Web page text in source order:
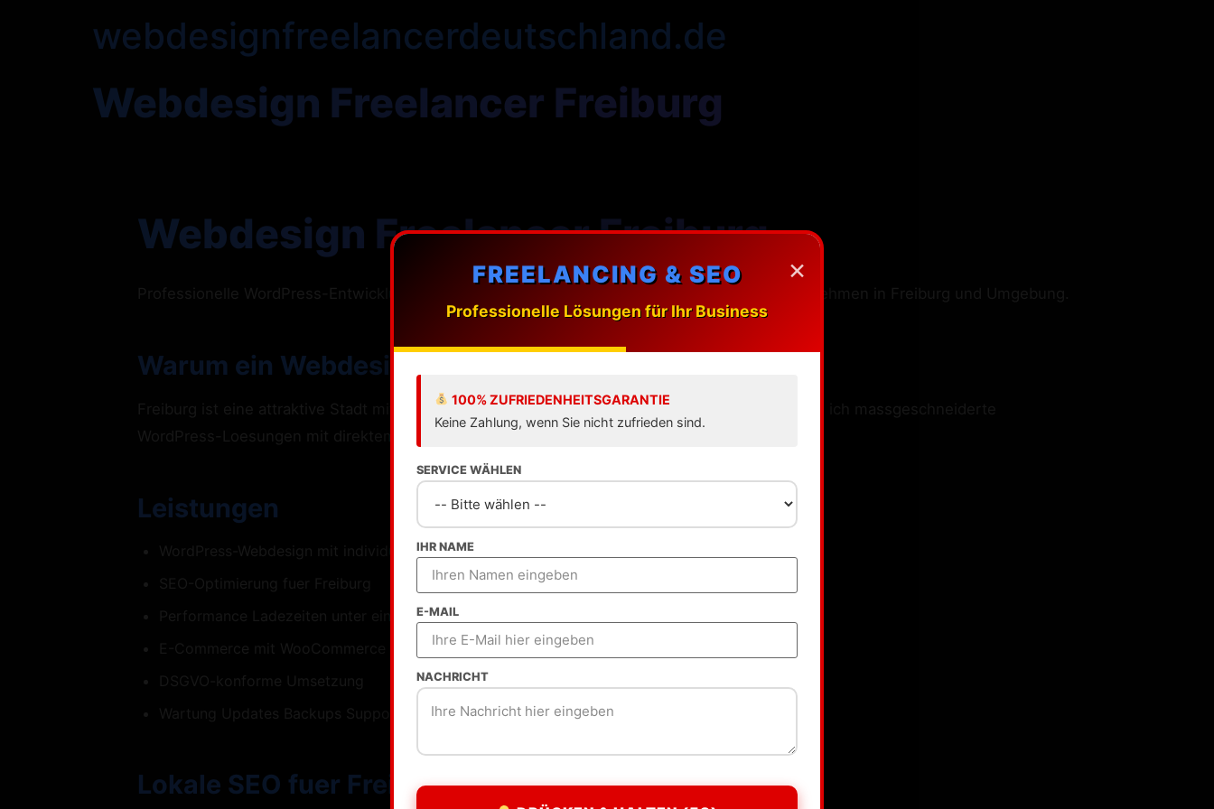
×
FREELANCING & SEO
Professionelle Lösungen für Ihr Business
100% ZUFRIEDENHEITSGARANTIE
Keine Zahlung, wenn Sie nicht zufrieden sind.
SERVICE WÄHLEN
IHR NAME
E-MAIL
NACHRICHT
webdesignfreelancerdeutschland.de
Webdesign Freelancer Freiburg
Webdesign Freelancer Freiburg
Warum ein Webdesign Freelancer in Freiburg?
Freiburg ist eine attraktive Stadt mit wirtschaftlichem Potenzial. Als Webdesign Freelancer biete ich massgeschneiderte
Leistungen
WordPress-Webdesign mit individuellen Designs
Performance Ladezeiten unter einer Sekunde
Lokale SEO fuer Freiburg